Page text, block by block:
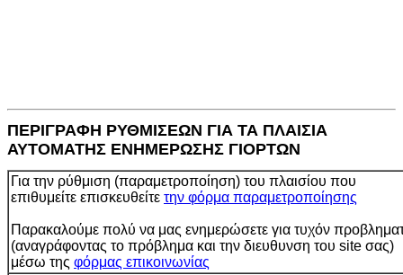
ΠΕΡΙΓΡΑΦΗ ΡΥΘΜΙΣΕΩΝ ΓΙΑ ΤΑ ΠΛΑΙΣΙΑ
ΑΥΤΟΜΑΤΗΣ ΕΝΗΜΕΡΩΣΗΣ ΓΙΟΡΤΩΝ
Για την ρύθμιση (παραμετροποίηση) του πλαισίου που
επιθυμείτε επισκευθείτε την φόρμα παραμετροποίησης
Παρακαλούμε πολύ να μας ενημερώσετε για τυχόν
(αναγράφοντας το πρόβλημα και την διευθυνση του site σας)
μέσω της φόρμας επικοινωνίας